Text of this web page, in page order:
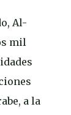
Al-
mil
a la